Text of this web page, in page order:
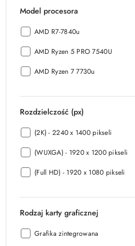
Model procesora
Model
AMD R7-7840u
Model
AMD Ryzen 5 PRO 7540U
Model
AMD Ryzen 7 7730u
Rozdzielczość (px)
Rozdzielczość
(2K) - 2240 x 1400 pikseli
Rozdzielczość
(WUXGA) - 1920 x 1200 pikseli
Rozdzielczość
(Full HD) - 1920 x 1080 pikseli
Rodzaj karty graficznej
Rodzaj
Grafika zintegrowana